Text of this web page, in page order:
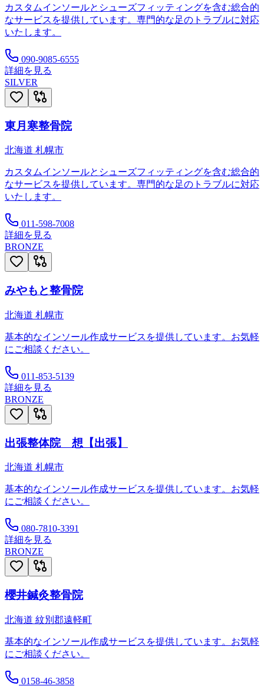
カスタムインソールとシューズフィッティングを含む総合的
なサービスを提供しています。専門的な足のトラブルに対応
いたします。
090-9085-6555
詳細を見る
SILVER
東月寒整骨院
北海道 札幌市
カスタムインソールとシューズフィッティングを含む総合的
なサービスを提供しています。専門的な足のトラブルに対応
いたします。
011-598-7008
詳細を見る
BRONZE
みやもと整骨院
北海道 札幌市
基本的なインソール作成サービスを提供しています。お気軽
にご相談ください。
011-853-5139
詳細を見る
BRONZE
出張整体院 想【出張】
北海道 札幌市
基本的なインソール作成サービスを提供しています。お気軽
にご相談ください。
080-7810-3391
詳細を見る
BRONZE
櫻井鍼灸整骨院
北海道 紋別郡遠軽町
基本的なインソール作成サービスを提供しています。お気軽
にご相談ください。
0158-46-3858